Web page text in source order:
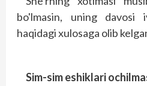
bo'lmasin, uning davosi
haqidagi xulosaga olib
Sim-sim eshiklari